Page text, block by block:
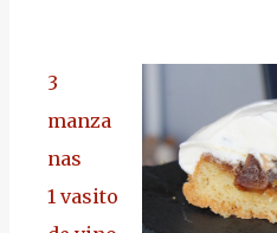
3
manza
nas
1 vasito